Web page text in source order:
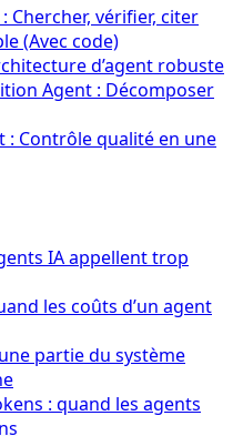
Chercher, vérifier, citer
(Avec code)
d’agent robuste
Agent : Décomposer
: Contrôle qualité en une
IA appellent trop
les coûts d’un agent
partie du système
: quand les agents